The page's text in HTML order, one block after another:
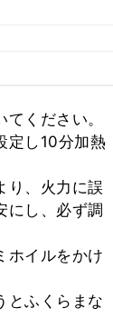
ください。
定し10分加熱
り、火力に誤
にし、必ず調
ホイルをかけ
とふくらまな